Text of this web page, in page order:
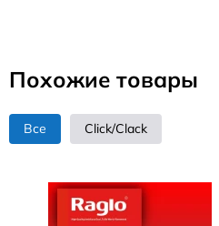
Похожие товары
Все Click/Clack